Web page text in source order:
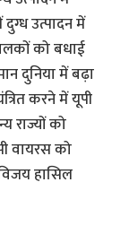
उत्पादन में
को बधाई
दुनिया में बढ़ा
करने में यूपी
राज्यों को
वायरस को
हासिल